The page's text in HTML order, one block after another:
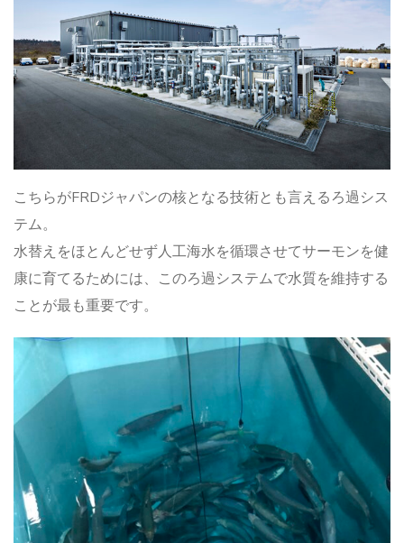
こちらがFRDジャパンの核となる技術とも言えるろ過シス
テム。
水替えをほとんどせず人工海水を循環させてサーモンを健
康に育てるためには、このろ過システムで水質を維持する
ことが最も重要です。